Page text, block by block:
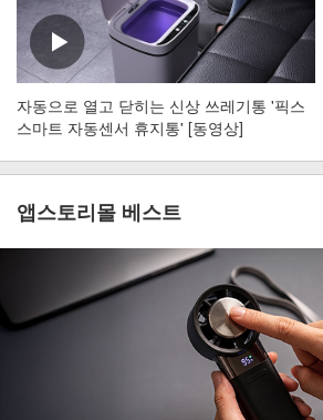
자동으로 열고 닫히는 신상 쓰레기통 '픽스
스마트 자동센서 휴지통' [동영상]
앱스토리몰 베스트